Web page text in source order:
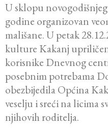
U sklopu
godine organizovan
mališane. U petak
kulture Kakanj
korisnike Dnevnog
posebnim potrebama
obezbijedila Općina
veselju i sreći na licima
njihovih roditelja.